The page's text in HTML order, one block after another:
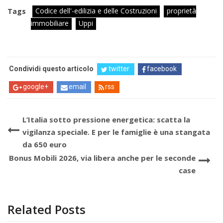
Tags Codice dell'-edilizia e delle Costruzioni
proprietà
immobiliare
Uppi
Condividi questo articolo twitter facebook
google+ email rss
L’Italia sotto pressione energetica: scatta la
vigilanza speciale. E per le famiglie è una stangata
da 650 euro
Bonus Mobili 2026, via libera anche per le seconde
case
Related Posts